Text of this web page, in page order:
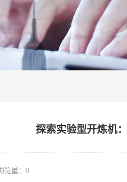
探索实验型开炼机
量： 0